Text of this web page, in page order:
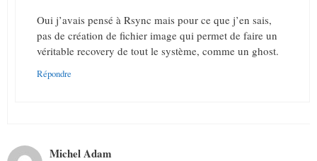
Oui j’avais pensé à Rsync mais pour ce que j’en sais,
pas de création de fichier image qui permet de faire un
véritable recovery de tout le système, comme un ghost.
Répondre
Michel Adam